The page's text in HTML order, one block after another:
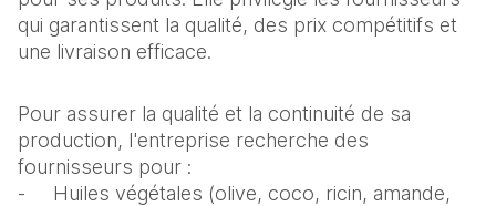
qui garantissent la qualité, des prix compétitifs et
une livraison efficace.
Pour assurer la qualité et la continuité de sa
production, l'entreprise recherche des
fournisseurs pour :
- Huiles végétales (olive, coco, ricin, amande,